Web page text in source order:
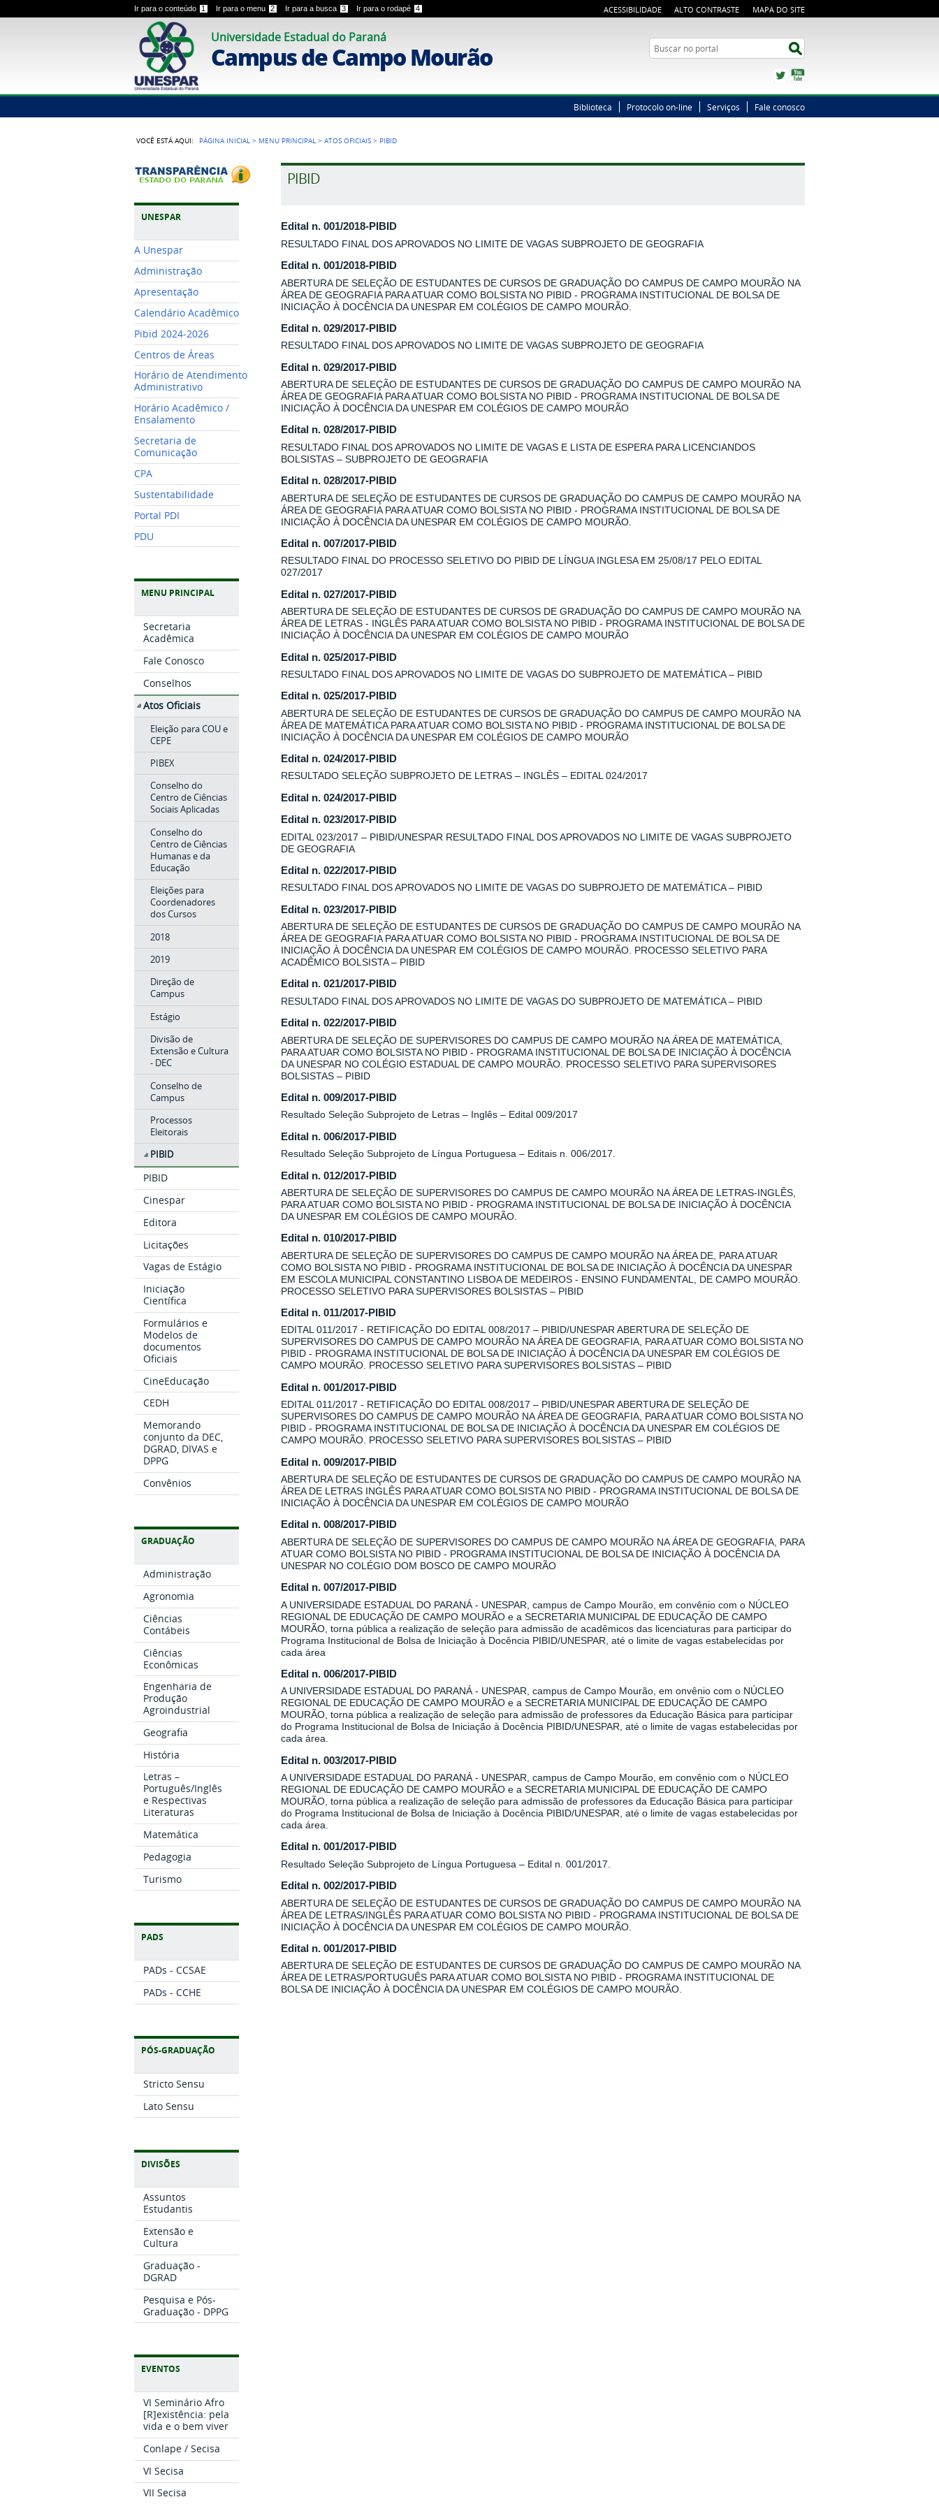
Ir para o conteúdo 1 Ir para o menu 2 Ir para a busca 3 Ir para o rodapé 4 ACESSIBILIDADE ALTO CONTRASTE MAPA DO SITE
Universidade Estadual do Paraná
Campus de Campo Mourão Busca
Twitter
Biblioteca Protocolo on-line Serviços Fale conosco
VOCÊ ESTÁ AQUI: PÁGINA INICIAL > MENU PRINCIPAL >ATOS OFICIAIS > PIBID
UNESPAR
A Unespar
Administração
Apresentação
Calendário Acadêmico
Pibid 2024-2026
Centros de Áreas
Horário de Atendimento
Administrativo
Horário Acadêmico /
Ensalamento
Secretaria de
Comunicação
CPA
Sustentabilidade
Portal PDI
PDU
MENU PRINCIPAL
Secretaria
Acadêmica
Fale Conosco
Conselhos
Atos Oficiais
Eleição para COU e
CEPE
PIBEX
Conselho do
Centro de Ciências
Sociais Aplicadas
Conselho do
Centro de Ciências
Humanas e da
Educação
Eleições para
Coordenadores
dos Cursos
2018
2019
Direção de
Campus
Estágio
Divisão de
Extensão e Cultura
- DEC
Conselho de
Campus
Processos
Eleitorais
PIBID
PIBID
Cinespar
Editora
Licitações
Vagas de Estágio
Iniciação
Científica
Formulários e
Modelos de
documentos
Oficiais
CineEducação
CEDH
Memorando
conjunto da DEC,
DGRAD, DIVAS e
DPPG
Convênios
GRADUAÇÃO
Administração
Agronomia
Ciências
Contábeis
Ciências
Econômicas
Engenharia de
Produção
Agroindustrial
Geografia
História
Letras –
Português/Inglês
e Respectivas
Literaturas
Matemática
Pedagogia
Turismo
PADS
PADs - CCSAE
PADs - CCHE
PÓS-GRADUAÇÃO
Stricto Sensu
Lato Sensu
DIVISÕES
Assuntos
Estudantis
Extensão e
Cultura
Graduação -
DGRAD
Pesquisa e Pós-
Graduação - DPPG
EVENTOS
VI Seminário Afro
[R]existência: pela
vida e o bem viver
Conlape / Secisa
VI Secisa
VII Secisa
PIBID
Edital n. 001/2018-PIBID
RESULTADO FINAL DOS APROVADOS NO LIMITE DE VAGAS SUBPROJETO DE GEOGRAFIA
Edital n. 001/2018-PIBID
ABERTURA DE SELEÇÃO DE ESTUDANTES DE CURSOS DE GRADUAÇÃO DO CAMPUS DE CAMPO MOURÃO NA
ÁREA DE GEOGRAFIA PARA ATUAR COMO BOLSISTA NO PIBID - PROGRAMA INSTITUCIONAL DE BOLSA DE
INICIAÇÃO À DOCÊNCIA DA UNESPAR EM COLÉGIOS DE CAMPO MOURÃO.
Edital n. 029/2017-PIBID
RESULTADO FINAL DOS APROVADOS NO LIMITE DE VAGAS SUBPROJETO DE GEOGRAFIA
Edital n. 029/2017-PIBID
ABERTURA DE SELEÇÃO DE ESTUDANTES DE CURSOS DE GRADUAÇÃO DO CAMPUS DE CAMPO MOURÃO NA
ÁREA DE GEOGRAFIA PARA ATUAR COMO BOLSISTA NO PIBID - PROGRAMA INSTITUCIONAL DE BOLSA DE
INICIAÇÃO À DOCÊNCIA DA UNESPAR EM COLÉGIOS DE CAMPO MOURÃO
Edital n. 028/2017-PIBID
RESULTADO FINAL DOS APROVADOS NO LIMITE DE VAGAS E LISTA DE ESPERA PARA LICENCIANDOS
BOLSISTAS – SUBPROJETO DE GEOGRAFIA
Edital n. 028/2017-PIBID
ABERTURA DE SELEÇÃO DE ESTUDANTES DE CURSOS DE GRADUAÇÃO DO CAMPUS DE CAMPO MOURÃO NA
ÁREA DE GEOGRAFIA PARA ATUAR COMO BOLSISTA NO PIBID - PROGRAMA INSTITUCIONAL DE BOLSA DE
INICIAÇÃO À DOCÊNCIA DA UNESPAR EM COLÉGIOS DE CAMPO MOURÃO.
Edital n. 007/2017-PIBID
RESULTADO FINAL DO PROCESSO SELETIVO DO PIBID DE LÍNGUA INGLESA EM 25/08/17 PELO EDITAL
027/2017
Edital n. 027/2017-PIBID
ABERTURA DE SELEÇÃO DE ESTUDANTES DE CURSOS DE GRADUAÇÃO DO CAMPUS DE CAMPO MOURÃO NA
ÁREA DE LETRAS - INGLÊS PARA ATUAR COMO BOLSISTA NO PIBID - PROGRAMA INSTITUCIONAL DE BOLSA DE
INICIAÇÃO À DOCÊNCIA DA UNESPAR EM COLÉGIOS DE CAMPO MOURÃO
Edital n. 025/2017-PIBID
RESULTADO FINAL DOS APROVADOS NO LIMITE DE VAGAS DO SUBPROJETO DE MATEMÁTICA – PIBID
Edital n. 025/2017-PIBID
ABERTURA DE SELEÇÃO DE ESTUDANTES DE CURSOS DE GRADUAÇÃO DO CAMPUS DE CAMPO MOURÃO NA
ÁREA DE MATEMÁTICA PARA ATUAR COMO BOLSISTA NO PIBID - PROGRAMA INSTITUCIONAL DE BOLSA DE
INICIAÇÃO À DOCÊNCIA DA UNESPAR EM COLÉGIOS DE CAMPO MOURÃO
Edital n. 024/2017-PIBID
RESULTADO SELEÇÃO SUBPROJETO DE LETRAS – INGLÊS – EDITAL 024/2017
Edital n. 024/2017-PIBID
Edital n. 023/2017-PIBID
EDITAL 023/2017 – PIBID/UNESPAR RESULTADO FINAL DOS APROVADOS NO LIMITE DE VAGAS SUBPROJETO
DE GEOGRAFIA
Edital n. 022/2017-PIBID
RESULTADO FINAL DOS APROVADOS NO LIMITE DE VAGAS DO SUBPROJETO DE MATEMÁTICA – PIBID
Edital n. 023/2017-PIBID
ABERTURA DE SELEÇÃO DE ESTUDANTES DE CURSOS DE GRADUAÇÃO DO CAMPUS DE CAMPO MOURÃO NA
ÁREA DE GEOGRAFIA PARA ATUAR COMO BOLSISTA NO PIBID - PROGRAMA INSTITUCIONAL DE BOLSA DE
INICIAÇÃO À DOCÊNCIA DA UNESPAR EM COLÉGIOS DE CAMPO MOURÃO. PROCESSO SELETIVO PARA
ACADÊMICO BOLSISTA – PIBID
Edital n. 021/2017-PIBID
RESULTADO FINAL DOS APROVADOS NO LIMITE DE VAGAS DO SUBPROJETO DE MATEMÁTICA – PIBID
Edital n. 022/2017-PIBID
ABERTURA DE SELEÇÃO DE SUPERVISORES DO CAMPUS DE CAMPO MOURÃO NA ÁREA DE MATEMÁTICA,
PARA ATUAR COMO BOLSISTA NO PIBID - PROGRAMA INSTITUCIONAL DE BOLSA DE INICIAÇÃO À DOCÊNCIA
DA UNESPAR NO COLÉGIO ESTADUAL DE CAMPO MOURÃO. PROCESSO SELETIVO PARA SUPERVISORES
BOLSISTAS – PIBID
Edital n. 009/2017-PIBID
Resultado Seleção Subprojeto de Letras – Inglês – Edital 009/2017
Edital n. 006/2017-PIBID
Resultado Seleção Subprojeto de Língua Portuguesa – Editais n. 006/2017.
Edital n. 012/2017-PIBID
ABERTURA DE SELEÇÃO DE SUPERVISORES DO CAMPUS DE CAMPO MOURÃO NA ÁREA DE LETRAS-INGLÊS,
PARA ATUAR COMO BOLSISTA NO PIBID - PROGRAMA INSTITUCIONAL DE BOLSA DE INICIAÇÃO À DOCÊNCIA
DA UNESPAR EM COLÉGIOS DE CAMPO MOURÃO.
Edital n. 010/2017-PIBID
ABERTURA DE SELEÇÃO DE SUPERVISORES DO CAMPUS DE CAMPO MOURÃO NA ÁREA DE, PARA ATUAR
COMO BOLSISTA NO PIBID - PROGRAMA INSTITUCIONAL DE BOLSA DE INICIAÇÃO À DOCÊNCIA DA UNESPAR
EM ESCOLA MUNICIPAL CONSTANTINO LISBOA DE MEDEIROS - ENSINO FUNDAMENTAL, DE CAMPO MOURÃO.
PROCESSO SELETIVO PARA SUPERVISORES BOLSISTAS – PIBID
Edital n. 011/2017-PIBID
EDITAL 011/2017 - RETIFICAÇÃO DO EDITAL 008/2017 – PIBID/UNESPAR ABERTURA DE SELEÇÃO DE
SUPERVISORES DO CAMPUS DE CAMPO MOURÃO NA ÁREA DE GEOGRAFIA, PARA ATUAR COMO BOLSISTA NO
PIBID - PROGRAMA INSTITUCIONAL DE BOLSA DE INICIAÇÃO À DOCÊNCIA DA UNESPAR EM COLÉGIOS DE
CAMPO MOURÃO. PROCESSO SELETIVO PARA SUPERVISORES BOLSISTAS – PIBID
Edital n. 001/2017-PIBID
EDITAL 011/2017 - RETIFICAÇÃO DO EDITAL 008/2017 – PIBID/UNESPAR ABERTURA DE SELEÇÃO DE
SUPERVISORES DO CAMPUS DE CAMPO MOURÃO NA ÁREA DE GEOGRAFIA, PARA ATUAR COMO BOLSISTA NO
PIBID - PROGRAMA INSTITUCIONAL DE BOLSA DE INICIAÇÃO À DOCÊNCIA DA UNESPAR EM COLÉGIOS DE
CAMPO MOURÃO. PROCESSO SELETIVO PARA SUPERVISORES BOLSISTAS – PIBID
Edital n. 009/2017-PIBID
ABERTURA DE SELEÇÃO DE ESTUDANTES DE CURSOS DE GRADUAÇÃO DO CAMPUS DE CAMPO MOURÃO NA
ÁREA DE LETRAS INGLÊS PARA ATUAR COMO BOLSISTA NO PIBID - PROGRAMA INSTITUCIONAL DE BOLSA DE
INICIAÇÃO À DOCÊNCIA DA UNESPAR EM COLÉGIOS DE CAMPO MOURÃO
Edital n. 008/2017-PIBID
ABERTURA DE SELEÇÃO DE SUPERVISORES DO CAMPUS DE CAMPO MOURÃO NA ÁREA DE GEOGRAFIA, PARA
ATUAR COMO BOLSISTA NO PIBID - PROGRAMA INSTITUCIONAL DE BOLSA DE INICIAÇÃO À DOCÊNCIA DA
UNESPAR NO COLÉGIO DOM BOSCO DE CAMPO MOURÃO
Edital n. 007/2017-PIBID
A UNIVERSIDADE ESTADUAL DO PARANÁ - UNESPAR, campus de Campo Mourão, em convênio com o NÚCLEO
REGIONAL DE EDUCAÇÃO DE CAMPO MOURÃO e a SECRETARIA MUNICIPAL DE EDUCAÇÃO DE CAMPO
MOURÃO, torna pública a realização de seleção para admissão de acadêmicos das licenciaturas para participar do
Programa Institucional de Bolsa de Iniciação à Docência PIBID/UNESPAR, até o limite de vagas estabelecidas por
cada área
Edital n. 006/2017-PIBID
A UNIVERSIDADE ESTADUAL DO PARANÁ - UNESPAR, campus de Campo Mourão, em onvênio com o NÚCLEO
REGIONAL DE EDUCAÇÃO DE CAMPO MOURÃO e a SECRETARIA MUNICIPAL DE EDUCAÇÃO DE CAMPO
MOURÃO, torna pública a realização de seleção para admissão de professores da Educação Básica para participar
do Programa Institucional de Bolsa de Iniciação à Docência PIBID/UNESPAR, até o limite de vagas estabelecidas por
cada área.
Edital n. 003/2017-PIBID
A UNIVERSIDADE ESTADUAL DO PARANÁ - UNESPAR, campus de Campo Mourão, em convênio com o NÚCLEO
REGIONAL DE EDUCAÇÃO DE CAMPO MOURÃO e a SECRETARIA MUNICIPAL DE EDUCAÇÃO DE CAMPO
MOURÃO, torna pública a realização de seleção para admissão de professores da Educação Básica para participar
do Programa Institucional de Bolsa de Iniciação à Docência PIBID/UNESPAR, até o limite de vagas estabelecidas por
cada área.
Edital n. 001/2017-PIBID
Resultado Seleção Subprojeto de Língua Portuguesa – Edital n. 001/2017.
Edital n. 002/2017-PIBID
ABERTURA DE SELEÇÃO DE ESTUDANTES DE CURSOS DE GRADUAÇÃO DO CAMPUS DE CAMPO MOURÃO NA
ÁREA DE LETRAS/INGLÊS PARA ATUAR COMO BOLSISTA NO PIBID - PROGRAMA INSTITUCIONAL DE BOLSA DE
INICIAÇÃO À DOCÊNCIA DA UNESPAR EM COLÉGIOS DE CAMPO MOURÃO.
Edital n. 001/2017-PIBID
ABERTURA DE SELEÇÃO DE ESTUDANTES DE CURSOS DE GRADUAÇÃO DO CAMPUS DE CAMPO MOURÃO NA
ÁREA DE LETRAS/PORTUGUÊS PARA ATUAR COMO BOLSISTA NO PIBID - PROGRAMA INSTITUCIONAL DE
BOLSA DE INICIAÇÃO À DOCÊNCIA DA UNESPAR EM COLÉGIOS DE CAMPO MOURÃO.